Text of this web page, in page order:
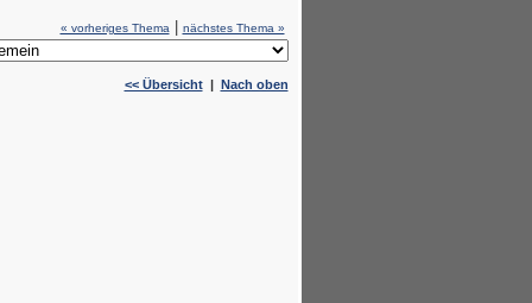
« vorheriges Thema nächstes Thema »
<< Übersicht| Nach oben